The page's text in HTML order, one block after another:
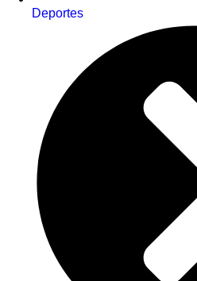
Deportes